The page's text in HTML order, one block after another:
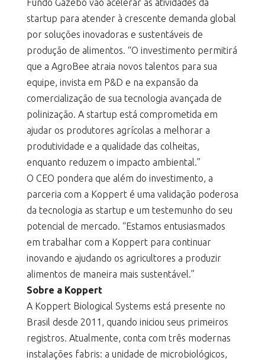
Fundo Gazebo vão acelerar as atividades da
startup para atender à crescente demanda global
por soluções inovadoras e sustentáveis de
produção de alimentos. “O investimento permitirá
que a AgroBee atraia novos talentos para sua
equipe, invista em P&D e na expansão da
comercialização de sua tecnologia avançada de
polinização. A startup está comprometida em
ajudar os produtores agrícolas a melhorar a
produtividade e a qualidade das colheitas,
enquanto reduzem o impacto ambiental.”
O CEO pondera que além do investimento, a
parceria com a Koppert é uma validação poderosa
da tecnologia as startup e um testemunho do seu
potencial de mercado. “Estamos entusiasmados
em trabalhar com a Koppert para continuar
inovando e ajudando os agricultores a produzir
alimentos de maneira mais sustentável.”
Sobre a Koppert
A Koppert Biological Systems está presente no
Brasil desde 2011, quando iniciou seus primeiros
registros. Atualmente, conta com três modernas
instalações fabris: a unidade de microbiológicos,